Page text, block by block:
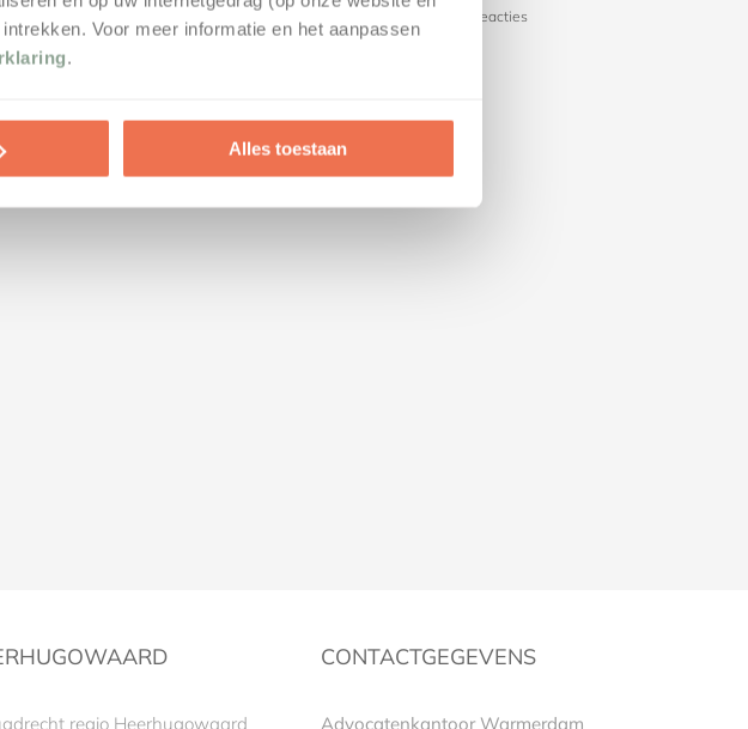
Voor meer informatie en het aanpassen
.
Alles toestaan
juli 12th, 2022 0 Reacties
regio Heerhugowaard
CONTACTGEGEVENS
Advocatenkantoor Warmerdam